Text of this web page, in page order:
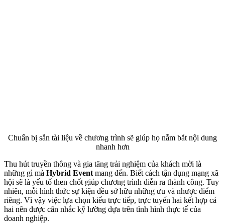
Chuẩn bị sẵn tài liệu về chương trình sẽ giúp họ nắm bắt nội dung
nhanh hơn
Thu hút truyền thông và gia tăng trải nghiệm của khách mời là
những gì mà Hybrid Event mang đến. Biết cách tận dụng mạng xã
hội sẽ là yếu tố then chốt giúp chương trình diễn ra thành công. Tuy
nhiên, mỗi hình thức sự kiện đều sở hữu những ưu và nhược điểm
riêng. Vì vậy việc lựa chọn kiểu trực tiếp, trực tuyến hai kết hợp cả
hai nên được cân nhắc kỹ lưỡng dựa trên tình hình thực tế của
doanh nghiệp.